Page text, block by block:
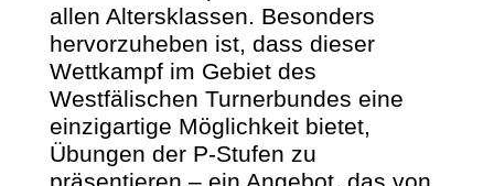
allen Altersklassen. Besonders
hervorzuheben ist, dass dieser
Wettkampf im Gebiet des
Westfälischen Turnerbundes eine
einzigartige Möglichkeit bietet,
Übungen der P-Stufen zu